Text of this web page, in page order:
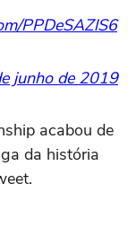
PPDeSAZlS6
junho de 2019
acabou de
da história